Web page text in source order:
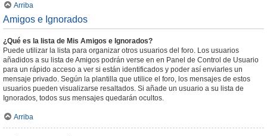
Arriba
Amigos e Ignorados
¿Qué es la lista de Mis Amigos e Ignorados?
Puede utilizar la lista para organizar otros usuarios del foro. Los usuarios
añadidos a su lista de Amigos podrán verse en en Panel de Control de Usuario
para un rápido acceso a ver si están identificados y poder así enviarles un
mensaje privado. Según la plantilla que utilice el foro, los mensajes de estos
usuarios pueden visualizarse resaltados. Si añade un usuario a su lista de
Ignorados, todos sus mensajes quedarán ocultos.
Arriba